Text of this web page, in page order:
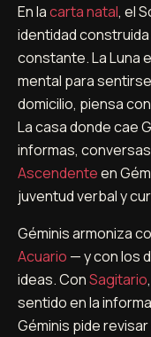
En lacarta natal, el
identidad
constante. La Luna
mental para
domicilio, piensa
La casa donde cae
informas,
Ascendenteen
juventud verbal y
Géminis armoniza
Acuario — y con los
ideas. ConSagitario
sentido en la
Géminis pide